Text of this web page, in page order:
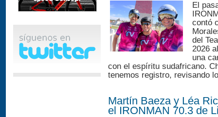
El
contó
del
2026
una
con el espíritu sudafricano.
tenemos registro, revisando
Martín Baeza y Léa
el IRONMAN 70.3 de